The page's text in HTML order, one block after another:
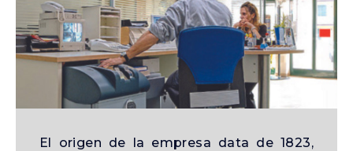
El origen de la empresa data de 1823,